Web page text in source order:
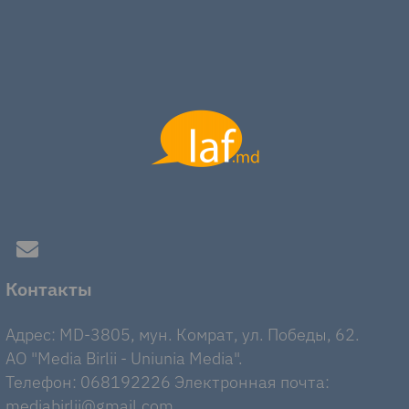
Контакты
Адрес: MD-3805, мун. Комрат, ул. Победы, 62.
AO "Media Birlii - Uniunia Media".
Телефон: 068192226 Электронная почта: